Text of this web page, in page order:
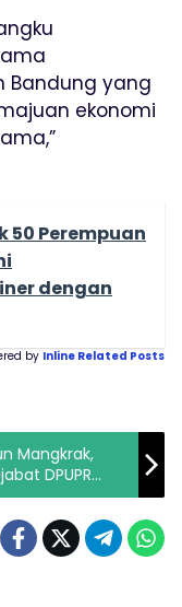
Bandung yang
ekonomi
50 Perempuan
dengan
by Inline Related Posts
Mangkrak,
DPUPR